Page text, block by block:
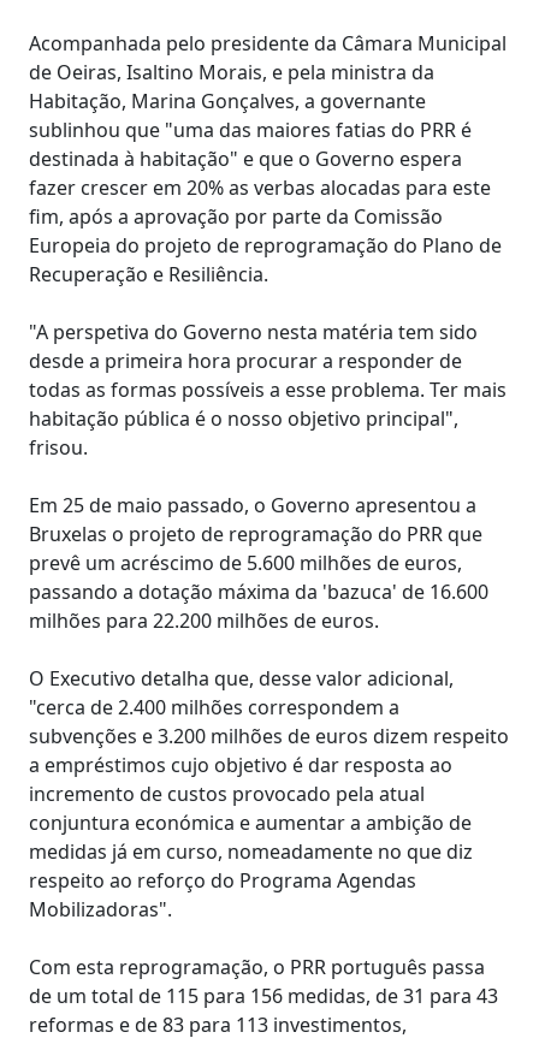
Acompanhada pelo presidente da Câmara Municipal
de Oeiras, Isaltino Morais, e pela ministra da
Habitação, Marina Gonçalves, a governante
sublinhou que "uma das maiores fatias do PRR é
destinada à habitação" e que o Governo espera
fazer crescer em 20% as verbas alocadas para este
fim, após a aprovação por parte da Comissão
Europeia do projeto de reprogramação do Plano de
Recuperação e Resiliência.
"A perspetiva do Governo nesta matéria tem sido
desde a primeira hora procurar a responder de
todas as formas possíveis a esse problema. Ter mais
habitação pública é o nosso objetivo principal",
frisou.
Em 25 de maio passado, o Governo apresentou a
Bruxelas o projeto de reprogramação do PRR que
prevê um acréscimo de 5.600 milhões de euros,
passando a dotação máxima da 'bazuca' de 16.600
milhões para 22.200 milhões de euros.
O Executivo detalha que, desse valor adicional,
"cerca de 2.400 milhões correspondem a
subvenções e 3.200 milhões de euros dizem respeito
a empréstimos cujo objetivo é dar resposta ao
incremento de custos provocado pela atual
conjuntura económica e aumentar a ambição de
medidas já em curso, nomeadamente no que diz
respeito ao reforço do Programa Agendas
Mobilizadoras".
Com esta reprogramação, o PRR português passa
de um total de 115 para 156 medidas, de 31 para 43
reformas e de 83 para 113 investimentos,